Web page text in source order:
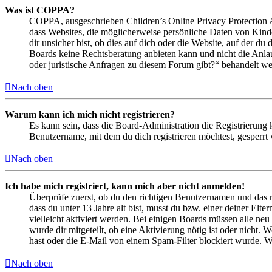
Was ist COPPA?
COPPA, ausgeschrieben Children’s Online Privacy
dass Websites, die möglicherweise persönliche Daten von
dir unsicher bist, ob dies auf dich oder die Website, auf der
Boards keine Rechtsberatung anbieten kann und nicht die
oder juristische Anfragen zu diesem Forum gibt?“ behandelt
Nach oben
Warum kann ich mich nicht registrieren?
Es kann sein, dass die Board-Administration die Registrierung
Benutzername, mit dem du dich registrieren möchtest,
Nach oben
Ich habe mich registriert, kann mich aber nicht anmelden!
Überprüfe zuerst, ob du den richtigen Benutzernamen und
dass du unter 13 Jahre alt bist, musst du bzw. einer deiner
vielleicht aktiviert werden. Bei einigen Boards müssen alle
wurde dir mitgeteilt, ob eine Aktivierung nötig ist oder nicht.
hast oder die E-Mail von einem Spam-Filter blockiert wurde.
Nach oben